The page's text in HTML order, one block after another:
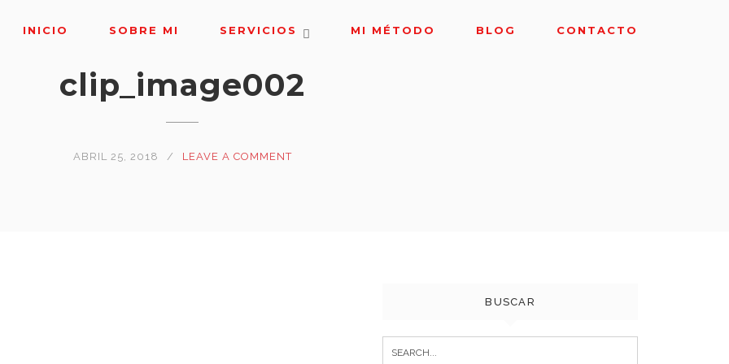
INICIO SOBRE MI SERVICIOS MI MÉTODO BLOG CONTACTO
clip_image002
ABRIL 25, 2018 LEAVE A COMMENT
BUSCAR